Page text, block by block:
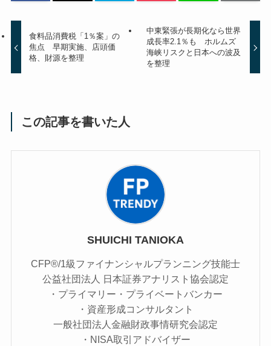
食料品消費税「1％案」の
焦点 早期実施、店頭価
格、財源を整理
中東緊張が長期化なら世界
成長率2.1％も ホルムズ
海峡リスクと日本への波及
を整理
この記事を書いた人
SHUICHI TANIOKA
CFP®/1級ファイナンシャルプランニング技能士
公益社団法人 日本証券アナリスト協会認定
・プライマリー・プライベートバンカー
・資産形成コンサルタント
一般社団法人金融財政事情研究会認定
・NISA取引アドバイザー